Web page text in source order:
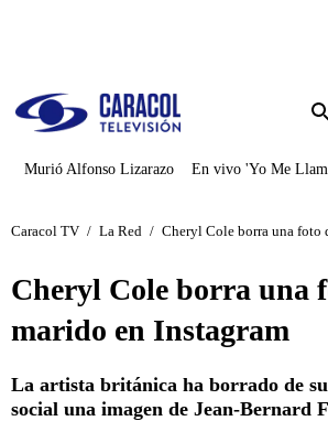
Murió Alfonso Lizarazo En vivo 'Yo Me
Caracol TV / La Red / Cheryl Cole borra una foto
Cheryl Cole borra una
marido en Instagram
La artista británica ha borrado de
social una imagen de Jean-Bernard